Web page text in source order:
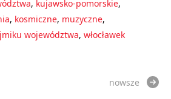
, kujawsko-pomorskie,
, kosmiczne, muzyczne,
województwa, włocławek
nowsze